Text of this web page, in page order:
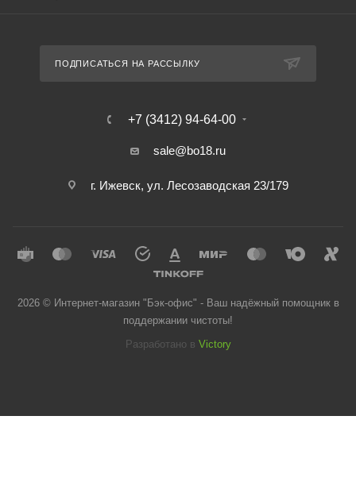
ПОДПИСАТЬСЯ НА РАССЫЛКУ
+7 (3412) 94-64-00
sale@bo18.ru
г. Ижевск, ул. Лесозаводская 23/179
2026 © Интернет-магазин "Бэк-офис" - Ваш надёжный помощник в
поддержании чистоты!
Разработано в Victory